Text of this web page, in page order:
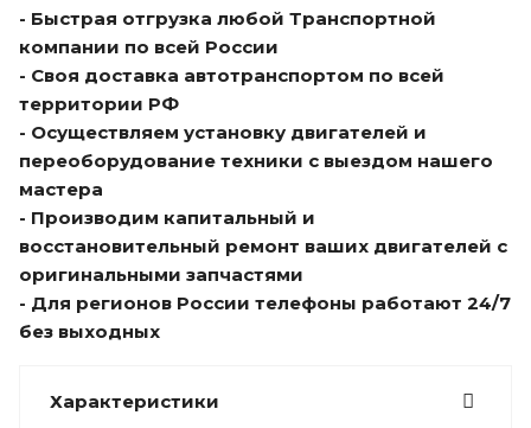
- Быстрая отгрузка любой Транспортной
компании по всей России
- Своя доставка автотранспортом по всей
территории РФ
- Осуществляем установку двигателей и
переоборудование техники с выездом нашего
мастера
- Производим капитальный и
восстановительный ремонт ваших двигателей с
оригинальными запчастями
- Для регионов России телефоны работают 24/7
без выходных
Характеристики